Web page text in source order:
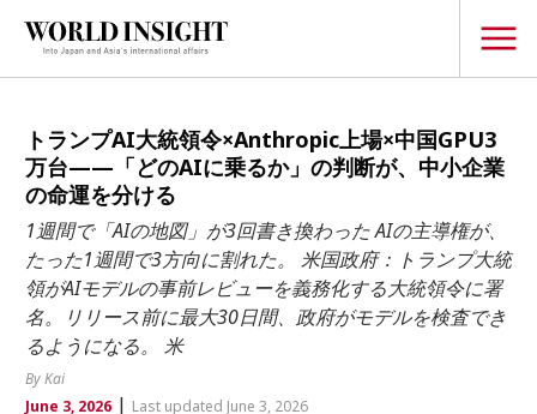
TOPICS
Interview
Japanese
Hiroshima
Politics
Security
トランプAI大統領令×Anthropic上場×中国GPU3
万台——「どのAIに乗るか」の判断が、中小企業
の命運を分ける
1週間で「AIの地図」が3回書き換わった AIの主導権が、
たった1週間で3方向に割れた。 米国政府：トランプ大統
領がAIモデルの事前レビューを義務化する大統領令に署
名。リリース前に最大30日間、政府がモデルを検査でき
るようになる。 米
By Kai
June 3, 2026| Last updated June 3, 2026
Popular keywords
Fukushimajapan globalizationOHTANInootbaar